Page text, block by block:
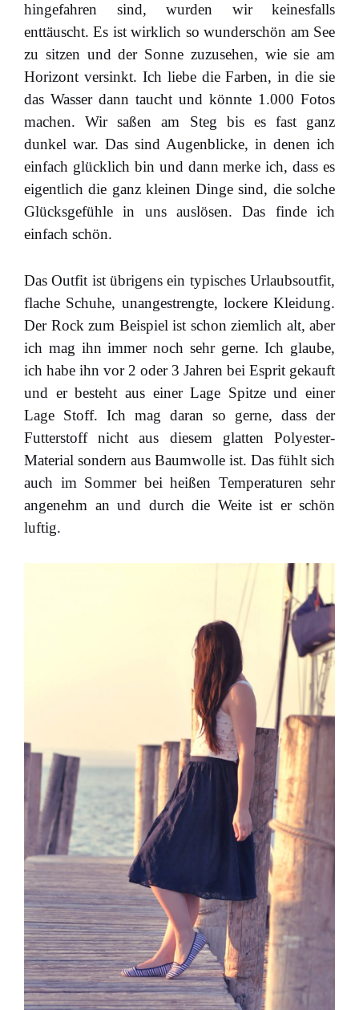
hingefahren sind, wurden wir keinesfalls
enttäuscht. Es ist wirklich so wunderschön am See
zu sitzen und der Sonne zuzusehen, wie sie am
Horizont versinkt. Ich liebe die Farben, in die sie
das Wasser dann taucht und könnte 1.000 Fotos
machen. Wir saßen am Steg bis es fast ganz
dunkel war. Das sind Augenblicke, in denen ich
einfach glücklich bin und dann merke ich, dass es
eigentlich die ganz kleinen Dinge sind, die solche
Glücksgefühle in uns auslösen. Das finde ich
einfach schön.
Das Outfit ist übrigens ein typisches Urlaubsoutfit,
flache Schuhe, unangestrengte, lockere Kleidung.
Der Rock zum Beispiel ist schon ziemlich alt, aber
ich mag ihn immer noch sehr gerne. Ich glaube,
ich habe ihn vor 2 oder 3 Jahren bei Esprit gekauft
und er besteht aus einer Lage Spitze und einer
Lage Stoff. Ich mag daran so gerne, dass der
Futterstoff nicht aus diesem glatten Polyester-
Material sondern aus Baumwolle ist. Das fühlt sich
auch im Sommer bei heißen Temperaturen sehr
angenehm an und durch die Weite ist er schön
luftig.